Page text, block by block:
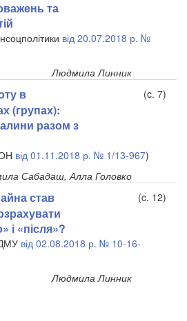
та
від 20.07.2018 р. №
Людмила Линник
в
(групах):
разом з
(c. 7)
від 01.11.2018 р. № 1/13-967)
Сабадаш, Алла Головко
став
і «після»?
(c. 12)
від 02.08.2018 р. № 10-16-
Людмила Линник